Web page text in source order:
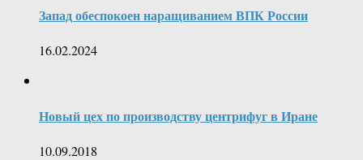
Запад обеспокоен наращиванием ВПК России
16.02.2024
Новый цех по производству центрифуг в Иране
10.09.2018